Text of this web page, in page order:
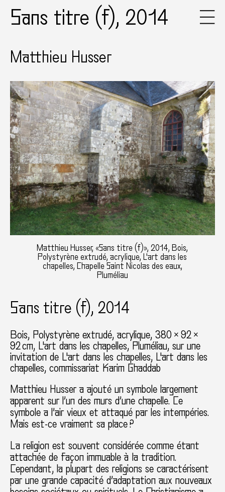
Sans titre (f), 2014
Matthieu Husser
Matthieu Husser, «Sans titre (f)», 2014, Bois,
Polystyrène extrudé, acrylique, L'art dans les
chapelles, Chapelle Saint Nicolas des eaux,
Pluméliau
Sans titre (f), 2014
Bois, Polystyrène extrudé, acrylique 380 × 92 ×
92 cm L'art dans les chapelles Pluméliau sur une
invitation de L'art dans les chapelles L'art dans les
chapelles commissariat Karim Ghaddab
Matthieu Husser a ajouté un symbole largement
apparent sur l’un des murs d’une chapelle. Ce
symbole a l’air vieux et attaqué par les intempéries.
Mais est-ce vraiment sa place ?
La religion est souvent considérée comme étant
attachée de façon immuable à la tradition.
Cependant, la plupart des religions se caractérisent
par une grande capacité d’adaptation aux nouveaux